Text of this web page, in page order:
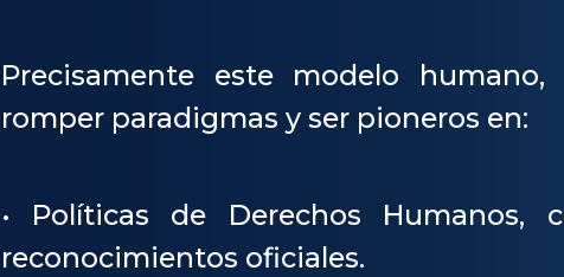
Precisamente este modelo
romper paradigmas y ser pioneros en:
• Políticas de Derechos Humanos,
reconocimientos oficiales.